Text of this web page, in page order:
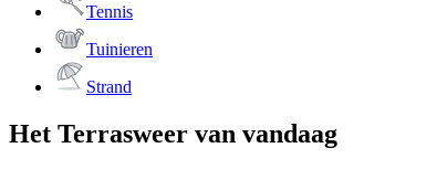
Tennis
Tuinieren
Strand
Het Terrasweer van vandaag